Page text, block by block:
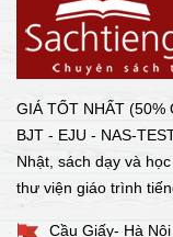
GIÁ TỐT NHẤT (50%
BJT - EJU - NAS-
Nhật, sách dạy và
thư viện giáo trình
Cầu Giấy- Hà Nội